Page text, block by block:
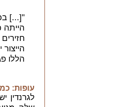
"[...]
הייתה
הללו
עופות:
לגרנדין